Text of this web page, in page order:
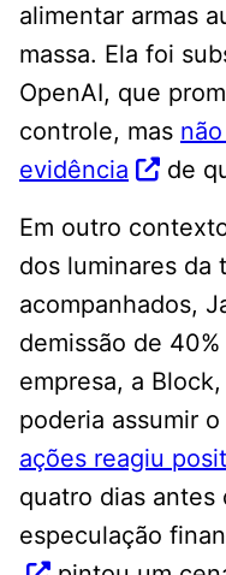
alimentar armas
massa. Ela foi
OpenAI, que
controle, mas
evidência
de
Em outro
dos luminares da
acompanhados,
demissão de
empresa, a
poderia assumir
ações reagiu
quatro dias antes
especulação